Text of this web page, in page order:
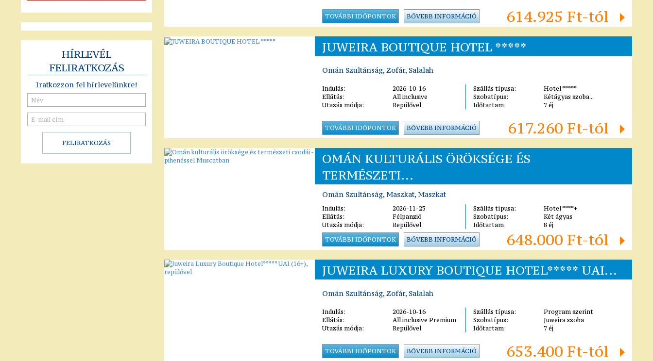
HÍRLEVÉL
FELIRATKOZÁS
Iratkozzon fel hírlevelünkre!
TOVÁBBI IDŐPONTOK BŐVEBB INFORMÁCIÓ 614.925 Ft-tól
JUWEIRA BOUTIQUE HOTEL *****
Omán Szultánság, Zofár, Salalah
Indulás:
2026-10-16
Ellátás:
All inclusive
Utazás módja:
Repülővel
Szállás típusa:
Hotel *****
Szobatípus:
Kétágyas szoba...
Időtartam:
7 éj
TOVÁBBI IDŐPONTOK BŐVEBB INFORMÁCIÓ 617.260 Ft-tól
OMÁN KULTURÁLIS ÖRÖKSÉGE ÉS
TERMÉSZETI...
Omán Szultánság, Maszkat, Maszkat
Indulás:
2026-11-25
Ellátás:
Félpanzió
Utazás módja:
Repülővel
Szállás típusa:
Hotel ****+
Szobatípus:
Két ágyas
Időtartam:
8 éj
TOVÁBBI IDŐPONTOK
BŐVEBB INFORMÁCIÓ 648.000 Ft-tól
JUWEIRA LUXURY BOUTIQUE HOTEL***** UAI...
Omán Szultánság, Zofár, Salalah
Indulás:
2026-10-16
Ellátás:
All inclusive Premium
Utazás módja:
Repülővel
Szállás típusa:
Program szerint
Szobatípus:
Juweira szoba
Időtartam:
7 éj
TOVÁBBI IDŐPONTOK BŐVEBB INFORMÁCIÓ 653.400 Ft-tól